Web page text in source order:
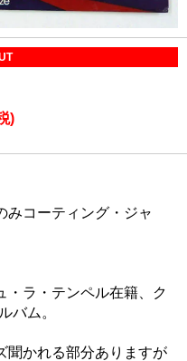
)
みコーティング・ジャ
・ラ・テンペル在籍、ク
バム。
聞かれる部分ありますが